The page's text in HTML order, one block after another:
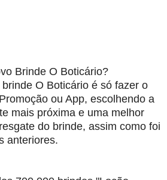
Brinde O Boticário?
O Boticário é só fazer o
ou App, escolhendo a
mais próxima e uma melhor
do brinde, assim como foi
anteriores.